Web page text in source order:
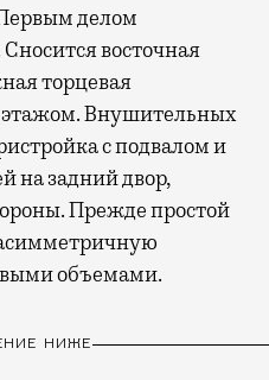
делом
восточная
торцевая
этажом. Внушительных
с подвалом и
на задний двор,
Прежде простой
объемами.
НИЖЕ